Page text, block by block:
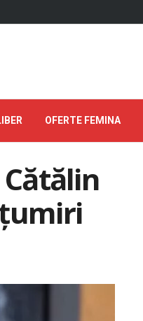
OFERTE FEMINA